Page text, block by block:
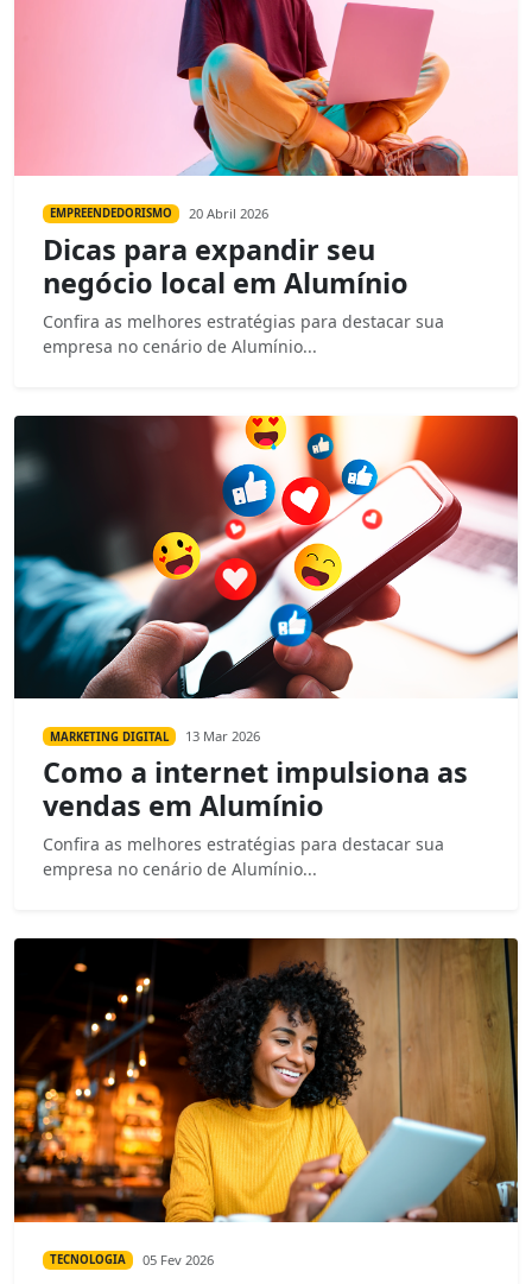
EMPREENDEDORISMO 20 Abril 2026
Dicas para expandir seu
negócio local em Alumínio
Confira as melhores estratégias para destacar sua
empresa no cenário de Alumínio...
MARKETING DIGITAL 13 Mar 2026
Como a internet impulsiona as
vendas em Alumínio
Confira as melhores estratégias para destacar sua
empresa no cenário de Alumínio...
TECNOLOGIA 05 Fev 2026